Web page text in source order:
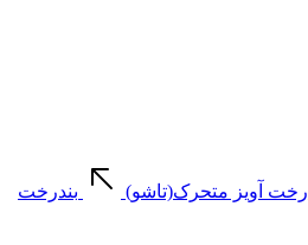
رخت آویز متحرک(تاشو) بندرخت